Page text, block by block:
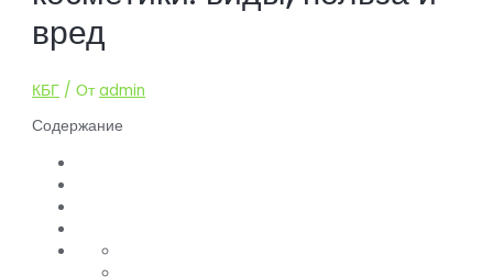
вред
КБГ / От admin
Содержание